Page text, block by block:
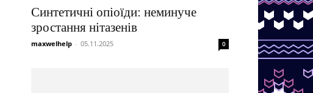
Синтетичні опіоїди: неминуче
зростання нітазенів
maxwelhelp - 05.11.2025 0